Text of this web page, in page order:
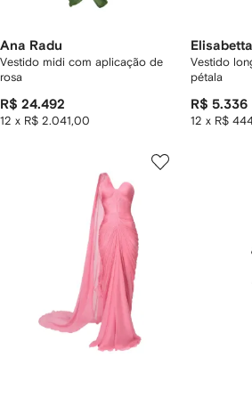
Ana Radu
Vestido midi com aplicação de
rosa
R$ 24.492
12 x R$ 2.041,00
Vestido
pétala
R$ 5.336
12 x R$